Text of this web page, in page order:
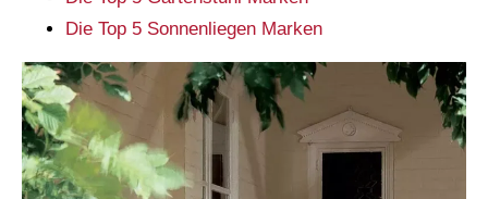
Die Top 5 Sonnenliegen Marken